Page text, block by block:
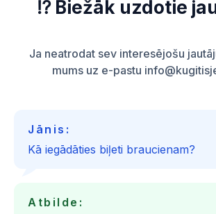
⁉️ Biežāk uzdotie
Ja neatrodat sev interesējošu
mums uz e-pastu
Jānis:
Kā iegādāties biļeti braucienam?
Atbilde: